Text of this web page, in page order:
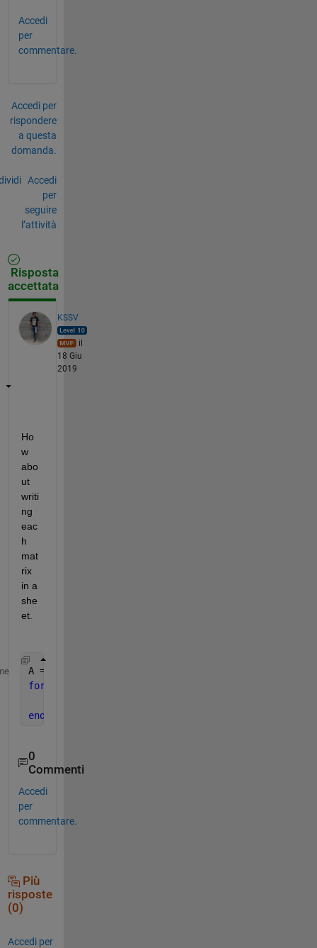
Accedi
per
commentare.
Accedi per
rispondere
a questa
domanda.
Accedi
per
seguire
l’attività
Risposta
accettata
KSSV
il
18 Giu
2019
Ho
w
abo
ut
writi
ng
eac
h
mat
rix
in a
she
et.
A = rand(10,10,5) ;
for
end
0
Commenti
Accedi
per
commentare.
Più
risposte
(0)
Accedi per